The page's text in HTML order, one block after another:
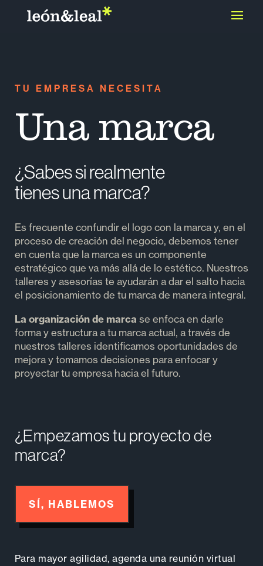
TU EMPRESA NECESITA
Una marca
|
tienes una marca?
Es frecuente confundir el logo con la marca y, en el
proceso de creación del negocio, debemos tener
en cuenta que la marca es un componente
talleres y asesorías te ayudarán a dar el salto hacia
el posicionamiento de tu marca de manera integral.
La organización de marcase enfoca en darle
forma y estructura a tu marca actual, a través de
marca?